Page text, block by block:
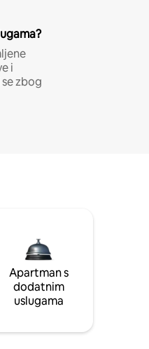
i
zbog
Apartman s
dodatnim
uslugama